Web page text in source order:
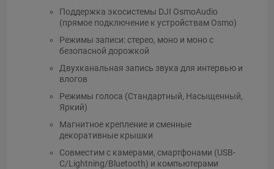
Поддержка экосистемы DJI OsmoAudio
(прямое подключение к устройствам Osmo)
Режимы записи: стерео, моно и моно с
безопасной дорожкой
Двухканальная запись звука для интервью и
влогов
Режимы голоса (Стандартный, Насыщенный,
Яркий)
Магнитное крепление и сменные
декоративные крышки
Совместим с камерами, смартфонами (USB-
C/Lightning/Bluetooth) и компьютерами